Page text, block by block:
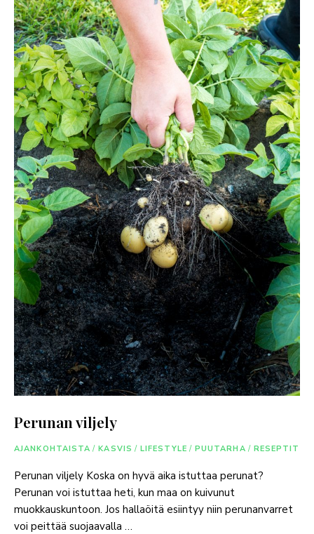
Perunan viljely
AJANKOHTAISTA / KASVIS / LIFESTYLE / PUUTARHA / RESEPTIT
Perunan viljely Koska on hyvä aika istuttaa perunat?
Perunan voi istuttaa heti, kun maa on kuivunut
muokkauskuntoon. Jos hallaöitä esiintyy niin perunanvarret
voi peittää suojaavalla …